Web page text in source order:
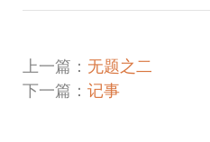
上一篇： 无题之二
下一篇： 记事